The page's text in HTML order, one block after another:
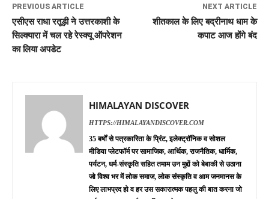
PREVIOUS ARTICLE
एसीएस राधा रतूड़ी ने उत्तरकाशी के
सिल्क्यारा में चल रहे रेस्क्यू ऑपरेशन
का लिया अपडेट
NEXT ARTICLE
शीतकाल के लिए बद्रीनाथ धाम के
कपाट आज होंगे बंद
HIMALAYAN DISCOVER
HTTPS://HIMALAYANDISCOVER.COM
35 बर्षों से पत्रकारिता के प्रिंट, इलेक्ट्रॉनिक व सोशल
मीडिया प्लेटफॉर्म पर सामाजिक, आर्थिक, राजनैतिक, धार्मिक,
पर्यटन, धर्म-संस्कृति सहित तमाम उन मुद्दों को बेबाकी से उठाना
जो विश्व भर में लोक समाज, लोक संस्कृति व आम जनमानस के
लिए लाभप्रद हो व हर उस सकारात्मक पहलु की बात करना जो